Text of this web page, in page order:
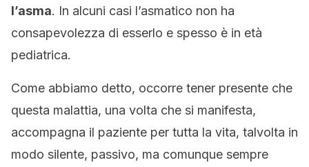
l’asma. In alcuni casi l’asmatico non ha
consapevolezza di esserlo e spesso è in età
pediatrica.
Come abbiamo detto, occorre tener presente che
questa malattia, una volta che si manifesta,
accompagna il paziente per tutta la vita, talvolta in
modo silente, passivo, ma comunque sempre